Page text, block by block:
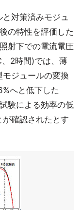
対策済みモジュ
の特性を評価した
射下での電流電圧
2時間)では、薄
ジュールの変換
へと低下した
験による効率の低
確認されたとす